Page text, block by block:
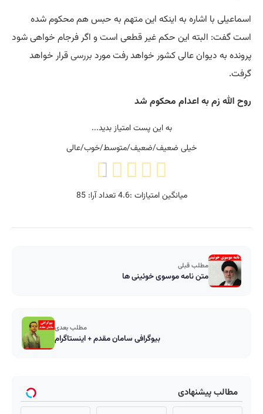
اسماعیلی با اشاره به اینکه این متهم به حبس هم محکوم شده
است گفت: البته این حکم غیر قطعی است و اگر فرجام خواهی شود
پرونده به دیوان عالی کشور خواهد رفت مورد بررسیقرار خواهد
گرفت.
روح الله زم به اعدام محکوم شد
به این پست امتیاز بدید...
خیلی ضعیف/ضعیف/متوسط/خوب/عالی
میانگین امتیازات :4.6تعداد آرا:85
مطلب قبلی
متن نامه موسوی خوئینی ها
مطلب بعدی
بیوگرافی سامان مقدم + اینستاگرام
مطالب پیشنهادی